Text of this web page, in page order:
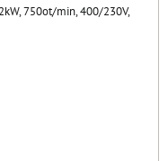
750ot/min, 400/230V,